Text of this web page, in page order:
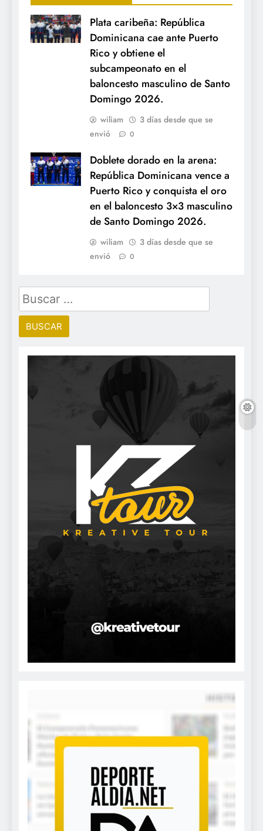
Plata caribeña: República
Dominicana cae ante Puerto
Rico y obtiene el
subcampeonato en el
baloncesto masculino de Santo
Domingo 2026.
wiliam
3 días desde que se
envió
0
Doblete dorado en la arena:
República Dominicana vence a
Puerto Rico y conquista el oro
en el baloncesto 3×3 masculino
de Santo Domingo 2026.
wiliam
3 días desde que se
envió
0
Buscar: